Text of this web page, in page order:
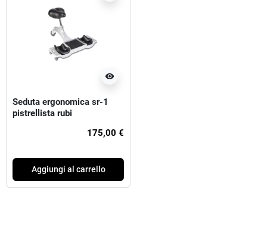
visibility
Seduta ergonomica sr-1
pistrellista rubi
175,00 €
Aggiungi al carrello